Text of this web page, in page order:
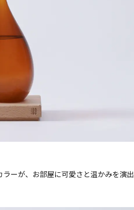
ーが、お部屋に可愛さと温かみを演出